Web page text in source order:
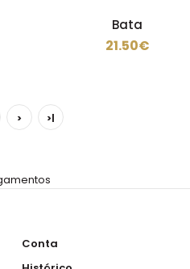
Avental com peito
Bata
21.50€
> >|
Conta